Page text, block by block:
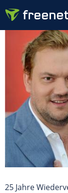
25 Jahre